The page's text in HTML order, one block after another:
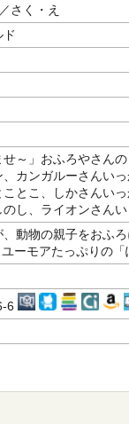
／さく・え
せ～」おふろやさん
カンガルーさんい
ことこ、しかさんい
のし、ライオンさん
、動物の親子をおふ
ーモアたっぷりの
6